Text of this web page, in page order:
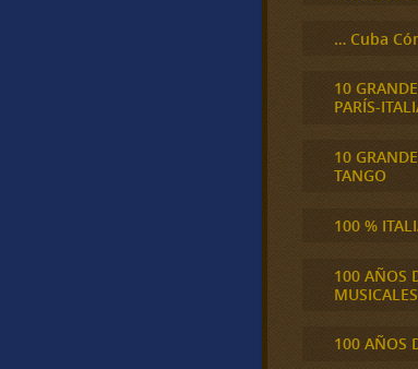
… Cuba
10
PARÍS-
10
TANGO
100 %
100 AÑOS
MUSICALES
100 AÑOS